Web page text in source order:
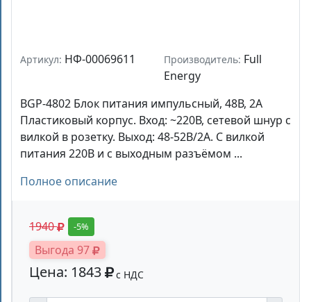
Артикул: НФ-00069611 Производитель: Full
Energy
BGP-4802 Блок питания импульсный, 48В, 2А
Пластиковый корпус. Вход: ~220В, сетевой шнур с
вилкой в розетку. Выход: 48-52В/2А. С вилкой
питания 220В и с выходным разъёмом ...
Полное описание
1940 -5%
Выгода 97
Цена: 1843 с НДС